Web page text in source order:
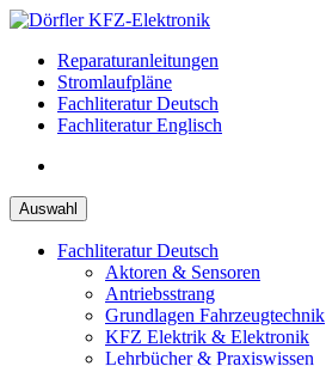
Zum
springenReparaturanleitungen
Stromlaufpläne
Fachliteratur Deutsch
Fachliteratur Englisch
Auswahl
Fachliteratur Deutsch
Aktoren & Sensoren
Antriebsstrang
Grundlagen Fahrzeugtechnik
KFZ Elektrik & Elektronik
Lehrbücher & Praxiswissen